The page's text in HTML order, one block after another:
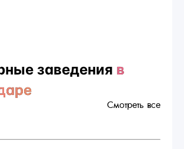
заведения в
Смотреть все